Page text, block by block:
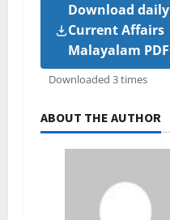
Download daily
Current Affairs
Malayalam PDF
Downloaded 3 times
ABOUT THE AUTHOR